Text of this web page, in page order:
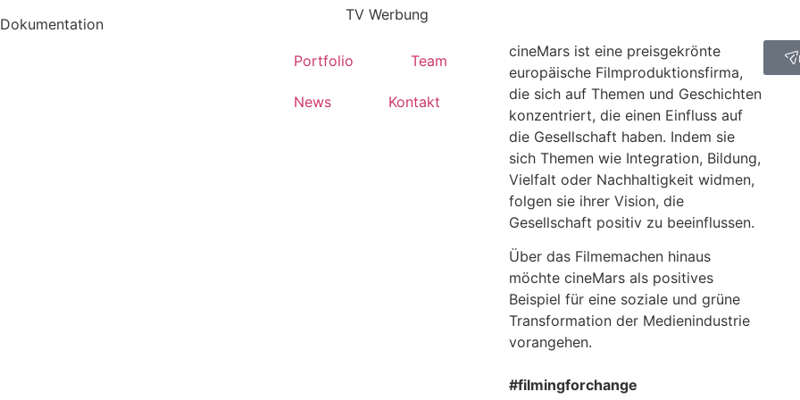
Dokumentation
TV Werbung
Portfolio Team
News Kontakt
cineMars ist eine preisgekrönte
europäische Filmproduktionsfirma,
die sich auf Themen und Geschichten
konzentriert, die einen Einfluss auf
die Gesellschaft haben. Indem sie
sich Themen wie Integration, Bildung,
Vielfalt oder Nachhaltigkeit widmen,
folgen sie ihrer Vision, die
Gesellschaft positiv zu beeinflussen.
Über das Filmemachen hinaus
möchte cineMars als positives
Beispiel für eine soziale und grüne
Transformation der Medienindustrie
vorangehen.
#filmingforchange